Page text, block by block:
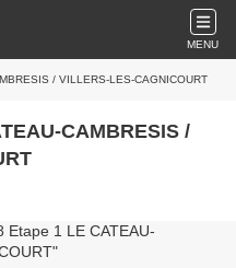
MENU
/ VILLERS-LES-CAGNICOURT
CAMBRESIS /